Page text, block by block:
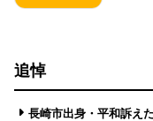
追悼
長崎市出身・平和訴え